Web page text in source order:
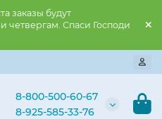
заказы будут
четвергам. Спаси Господи
8-800-500-60-67
8-925-585-33-76